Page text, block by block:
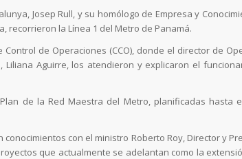
Josep Rull, y su homólogo de Empresa y
recorrieron la Línea 1 del Metro de Panamá.
de Operaciones (CCO), donde el director de
Liliana Aguirre, los atendieron y explicaron el
de la Red Maestra del Metro, planificadas hasta
con el ministro Roberto Roy, Director y
que actualmente se adelantan como la